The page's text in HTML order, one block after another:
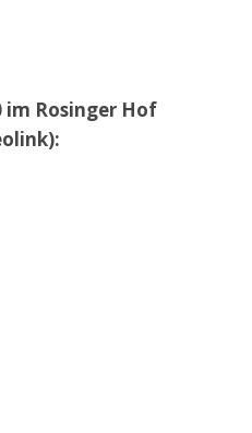
im Rosinger Hof